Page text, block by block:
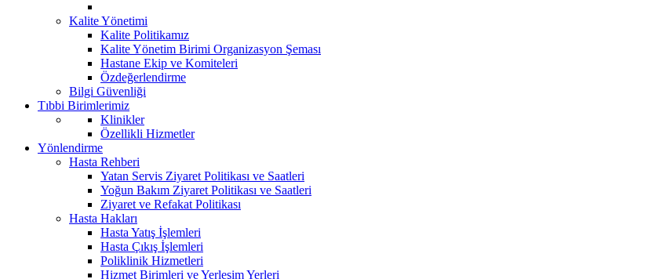
Kalite Yönetimi
Kalite Politikamız
Kalite Yönetim Birimi Organizasyon Şeması
Hastane Ekip ve Komiteleri
Özdeğerlendirme
Bilgi Güvenliği
Tıbbi Birimlerimiz
Klinikler
Özellikli Hizmetler
Yönlendirme
Hasta Rehberi
Yatan Servis Ziyaret Politikası ve Saatleri
Yoğun Bakım Ziyaret Politikası ve Saatleri
Ziyaret ve Refakat Politikası
Hasta Hakları
Hasta Yatış İşlemleri
Hasta Çıkış İşlemleri
Poliklinik Hizmetleri
Hizmet Birimleri ve Yerleşim Yerleri